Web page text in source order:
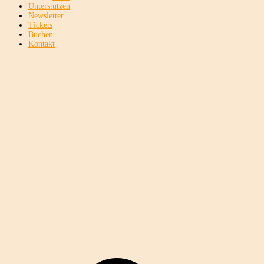
Unterstützen
Newsletter
Tickets
Buchen
Kontakt